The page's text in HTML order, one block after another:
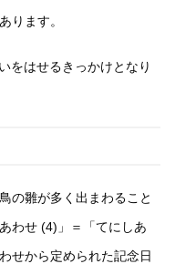
ります。
をはせるきっかけとなり
の雛が多く出まわること
わせ (4)」＝「てにしあ
せから定められた記念日